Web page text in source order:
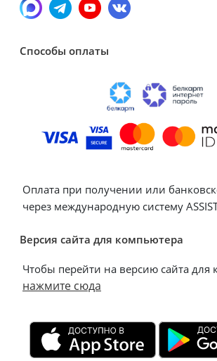
Способы оплаты
Оплата при получении или
через международную систему
Версия сайта для компьютера
Чтобы перейти на версию сайта для
нажмите сюда